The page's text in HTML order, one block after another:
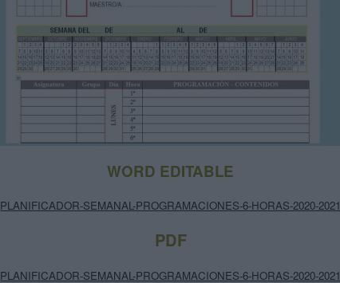
WORD EDITABLE
PLANIFICADOR-SEMANAL-PROGRAMACIONES-6-HORAS-2020-2021
PDF
PLANIFICADOR-SEMANAL-PROGRAMACIONES-6-HORAS-2020-2021